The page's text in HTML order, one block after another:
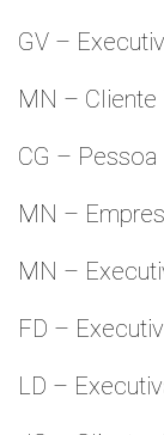
GV –
MN – Cliente
CG –
MN –
MN –
FD –
LD –